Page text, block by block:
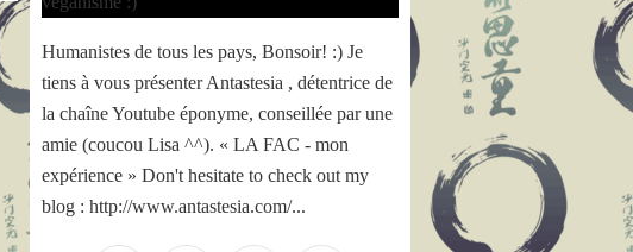
a
c
d
e
s
Humanistes de tous les pays, Bonsoir! :) Je
tiens à vous présenter Antastesia , détentrice de
la chaîne Youtube éponyme, conseillée par une
amie (coucou Lisa ^^). « LA FAC - mon
expérience » Don't hesitate to check out my
blog : http://www.antastesia.com/...